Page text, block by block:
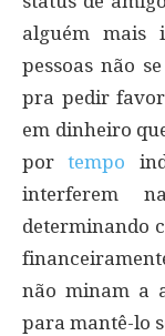
alguém mais
pessoas não
pra pedir
em dinheiro
portempo
interferem
determinando
não minam a
para mantê-lo